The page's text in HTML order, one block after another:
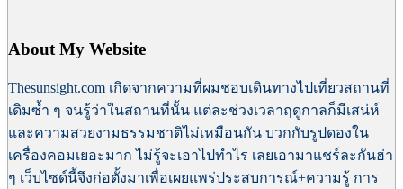
About My Website
Thesunsight.com เกิดจากความที่ผมชอบเดินทางไปเที่ยวสถานที่
เดิมซ้ำ ๆ จนรู้ว่าในสถานที่นั้น แต่ละช่วงเวลาฤดูกาลก็มีเสน่ห์
และความสวยงามธรรมชาติไม่เหมือนกัน บวกกับรูปดองใน
เครื่องคอมเยอะมาก ไม่รู้จะเอาไปทำไร เลยเอามาแชร์ละกันฮ่า
ๆ เว็บไซด์นี้จึงก่อตั้งมาเพื่อเผยแพร่ประสบการณ์+ความรู้ การ